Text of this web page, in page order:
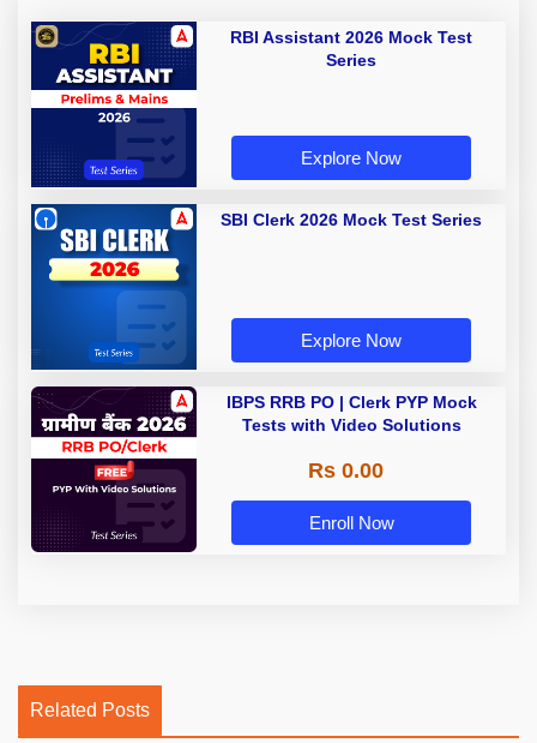
RBI Assistant 2026 Mock Test
Series
Explore Now
SBI Clerk 2026 Mock Test Series
Explore Now
IBPS RRB PO | Clerk PYP Mock
Tests with Video Solutions
Rs 0.00
Enroll Now
Related Posts